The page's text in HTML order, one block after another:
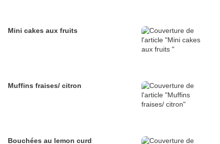
Mini cakes aux fruits
Muffins fraises/ citron
Bouchées au lemon curd